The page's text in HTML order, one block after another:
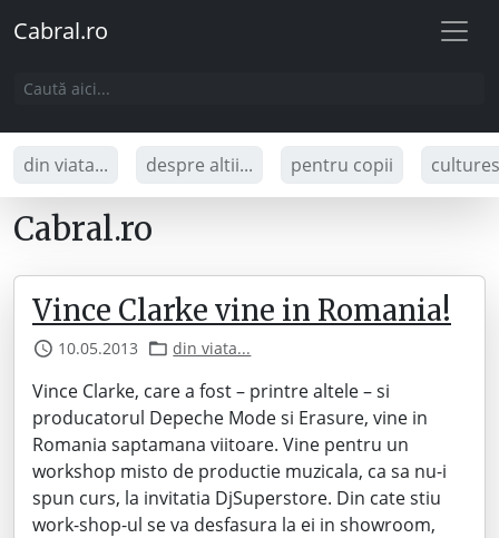
Cabral.ro
din viata... despre altii... pentru copii
Cabral.ro
Vince Clarke vine in Romania!
10.05.2013 din viata...
Vince Clarke, care a fost – printre altele – si
producatorul Depeche Mode si Erasure, vine in
Romania saptamana viitoare. Vine pentru un
workshop misto de productie muzicala, ca sa nu-i
spun curs, la invitatia DjSuperstore. Din cate stiu
work-shop-ul se va desfasura la ei in showroom,